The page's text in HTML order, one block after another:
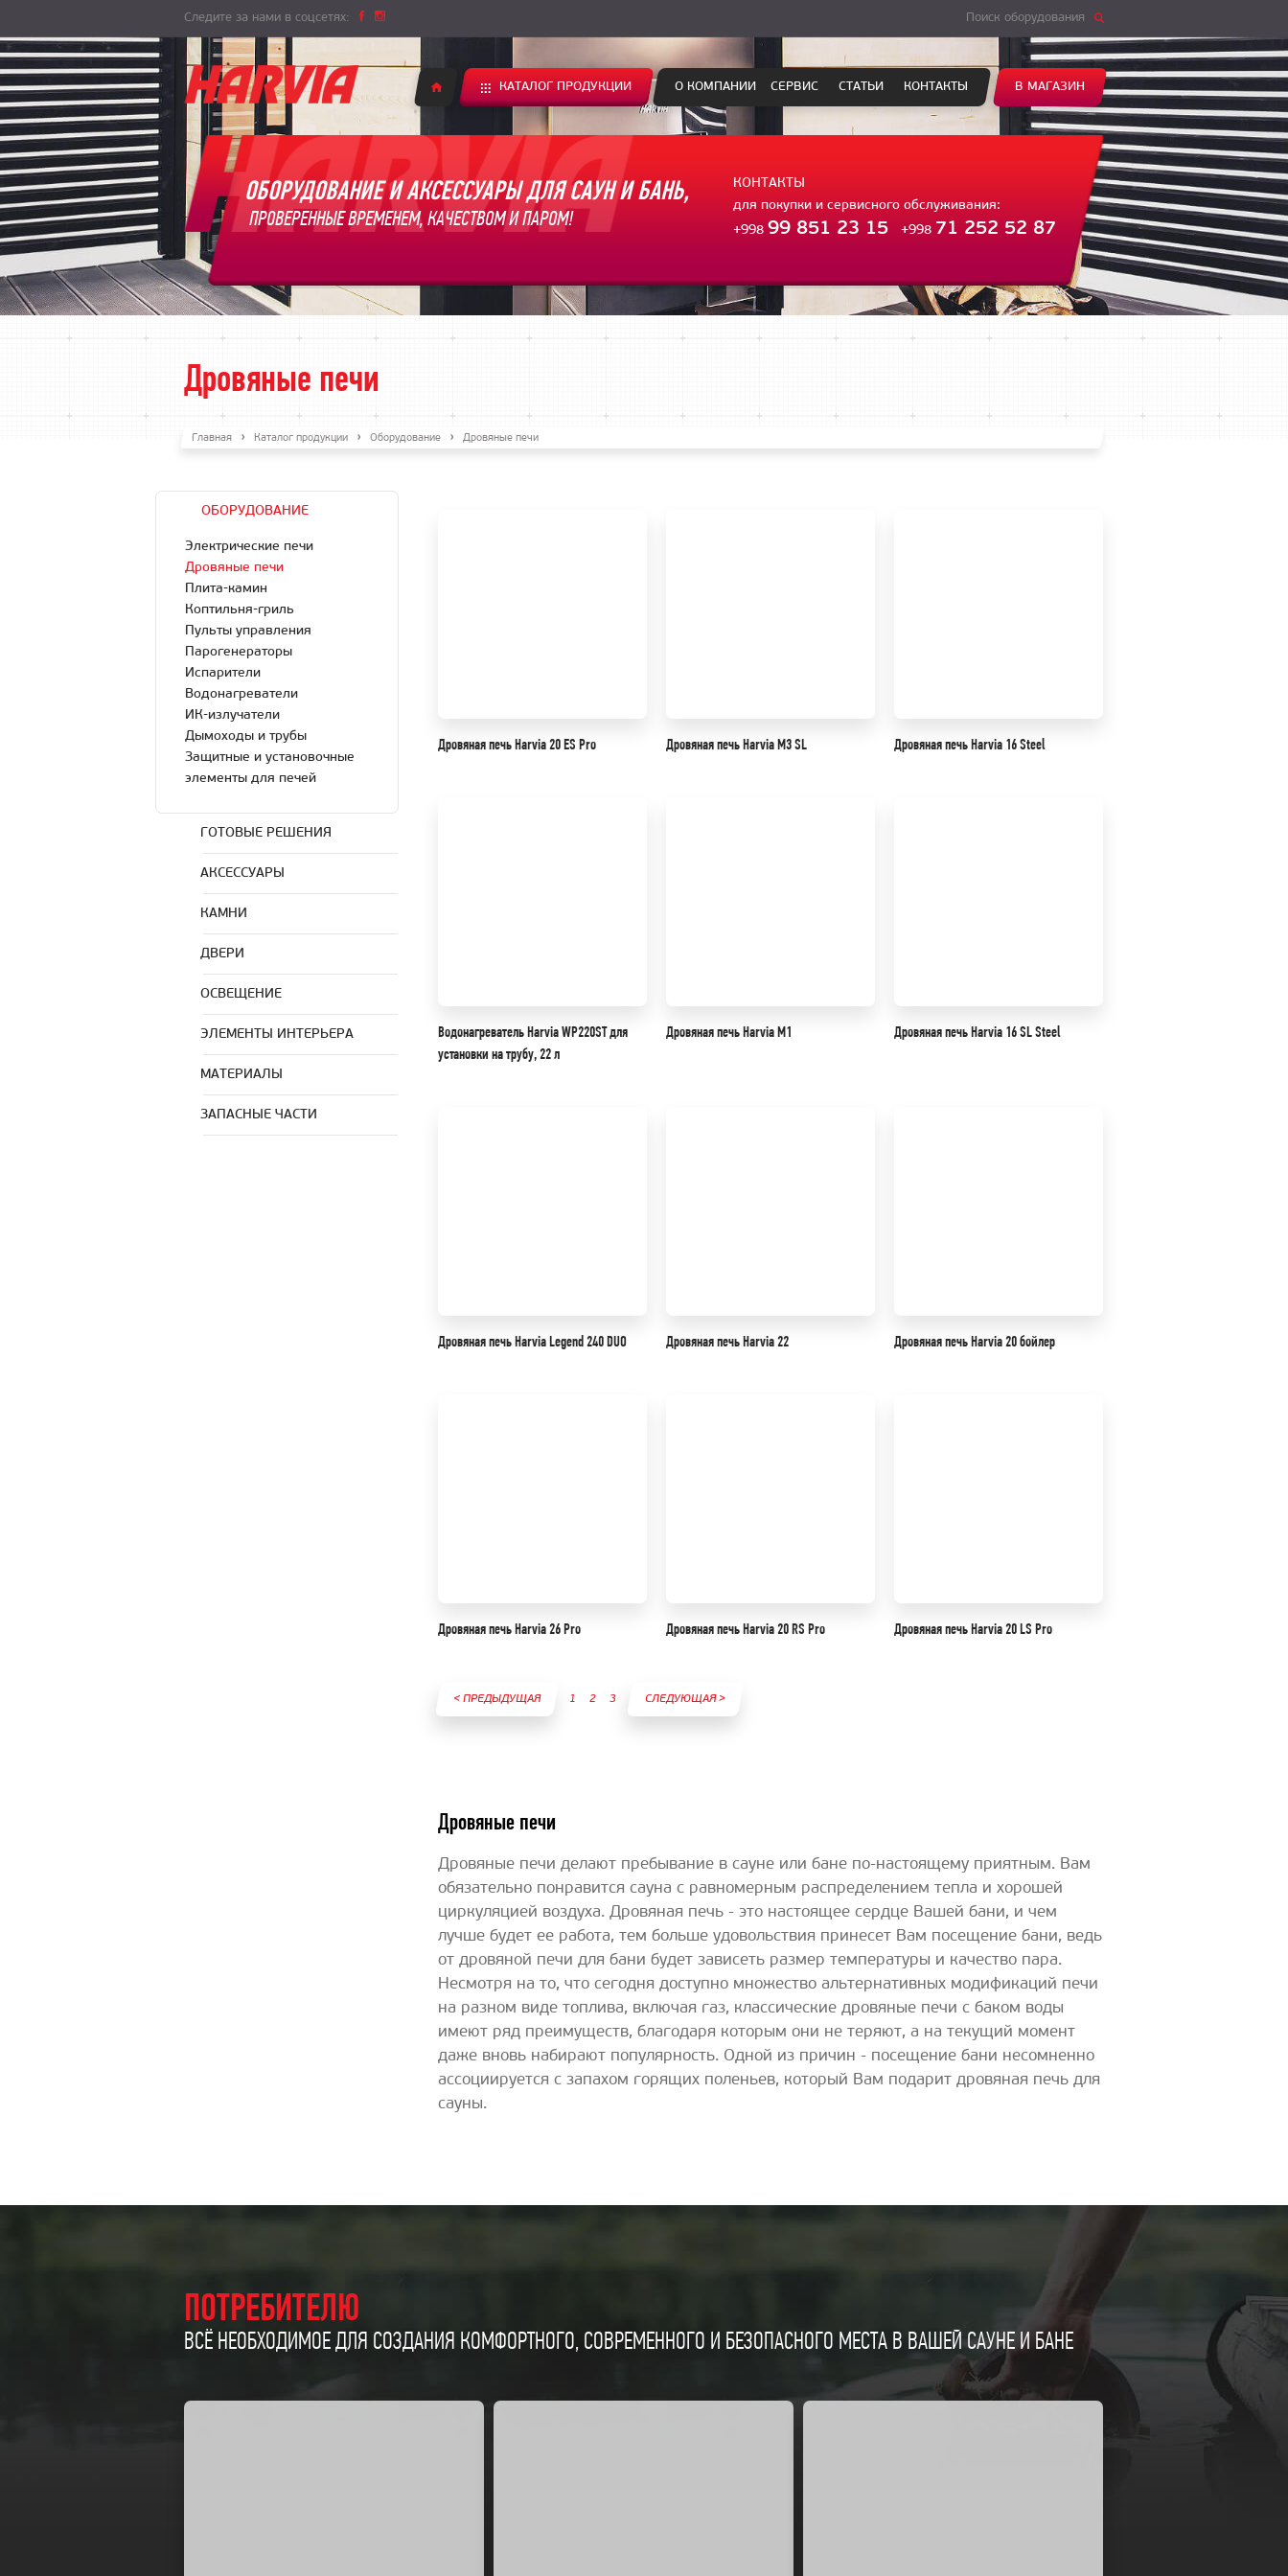
Следите за нами в соцсетях: Поиск оборудования
КАТАЛОГ ПРОДУКЦИИ О КОМПАНИИ СЕРВИС СТАТЬИ КОНТАКТЫ В МАГАЗИН
ОБОРУДОВАНИЕ И АКСЕССУАРЫ ДЛЯ САУН И БАНЬ,
ПРОВЕРЕННЫЕ ВРЕМЕНЕМ, КАЧЕСТВОМ И ПАРОМ!
КОНТАКТЫ
для покупки и сервисного обслуживания:
+998 99 851 23 15 +998 71 252 52 87
Дровяные печи
Главная Каталог продукции Оборудование Дровяные печи
ОБОРУДОВАНИЕ
Электрические печи
Дровяные печи
Плита-камин
Коптильня-гриль
Пульты управления
Парогенераторы
Испарители
Водонагреватели
ИК-излучатели
Дымоходы и трубы
Защитные и установочные
элементы для печей
ГОТОВЫЕ РЕШЕНИЯ
АКСЕССУАРЫ
КАМНИ
ДВЕРИ
ОСВЕЩЕНИЕ
ЭЛЕМЕНТЫ ИНТЕРЬЕРА
МАТЕРИАЛЫ
ЗАПАСНЫЕ ЧАСТИ
Дровяная печь Harvia 20 ES Pro Дровяная печь Harvia M3 SL Дровяная печь Harvia 16 Steel
Водонагреватель Harvia WP220ST для
установки на трубу, 22 л
Дровяная печь Harvia M1 Дровяная печь Harvia 16 SL Steel
Дровяная печь Harvia Legend 240 DUO Дровяная печь Harvia 22 Дровяная печь Harvia 20 бойлер
Дровяная печь Harvia 26 Pro Дровяная печь Harvia 20 RS Pro Дровяная печь Harvia 20 LS Pro
< ПРЕДЫДУЩАЯ 1 2 3 СЛЕДУЮЩАЯ >
Дровяные печи
Дровяные печи делают пребывание в сауне или бане по-настоящему приятным. Вам
обязательно понравится сауна с равномерным распределением тепла и хорошей
циркуляцией воздуха. Дровяная печь - это настоящее сердце Вашей бани, и чем
лучше будет ее работа, тем больше удовольствия принесет Вам посещение бани, ведь
от дровяной печи для бани будет зависеть размер температуры и качество пара.
Несмотря на то, что сегодня доступно множество альтернативных модификаций печи
на разном виде топлива, включая газ, классические дровяные печи с баком воды
имеют ряд преимуществ, благодаря которым они не теряют, а на текущий момент
даже вновь набирают популярность. Одной из причин - посещение бани несомненно
ассоциируется с запахом горящих поленьев, который Вам подарит дровяная печь для
сауны.
ПОТРЕБИТЕЛЮ
ВСЁ НЕОБХОДИМОЕ ДЛЯ СОЗДАНИЯ КОМФОРТНОГО, СОВРЕМЕННОГО И БЕЗОПАСНОГО МЕСТА В ВАШЕЙ САУНЕ И БАНЕ